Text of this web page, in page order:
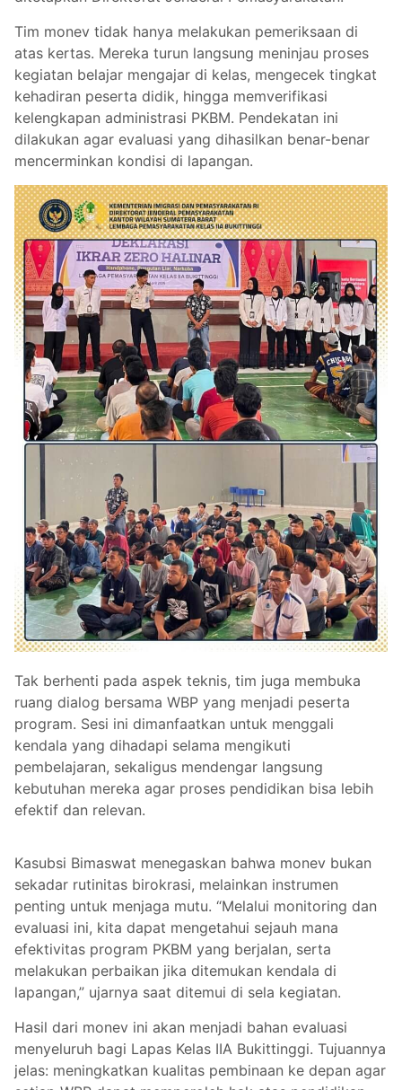
Tim monev tidak hanya melakukan pemeriksaan di
atas kertas. Mereka turun langsung meninjau proses
kegiatan belajar mengajar di kelas, mengecek tingkat
kehadiran peserta didik, hingga memverifikasi
kelengkapan administrasi PKBM. Pendekatan ini
dilakukan agar evaluasi yang dihasilkan benar-benar
mencerminkan kondisi di lapangan.
Tak berhenti pada aspek teknis, tim juga membuka
ruang dialog bersama WBP yang menjadi peserta
program. Sesi ini dimanfaatkan untuk menggali
kendala yang dihadapi selama mengikuti
pembelajaran, sekaligus mendengar langsung
kebutuhan mereka agar proses pendidikan bisa lebih
efektif dan relevan.
Kasubsi Bimaswat menegaskan bahwa monev bukan
sekadar rutinitas birokrasi, melainkan instrumen
penting untuk menjaga mutu. “Melalui monitoring dan
evaluasi ini, kita dapat mengetahui sejauh mana
efektivitas program PKBM yang berjalan, serta
melakukan perbaikan jika ditemukan kendala di
lapangan,” ujarnya saat ditemui di sela kegiatan.
Hasil dari monev ini akan menjadi bahan evaluasi
menyeluruh bagi Lapas Kelas IIA Bukittinggi. Tujuannya
jelas: meningkatkan kualitas pembinaan ke depan agar